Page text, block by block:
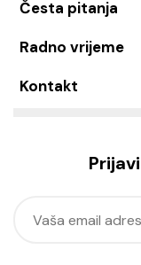
Česta pitanja
Radno vrijeme
Kontakt